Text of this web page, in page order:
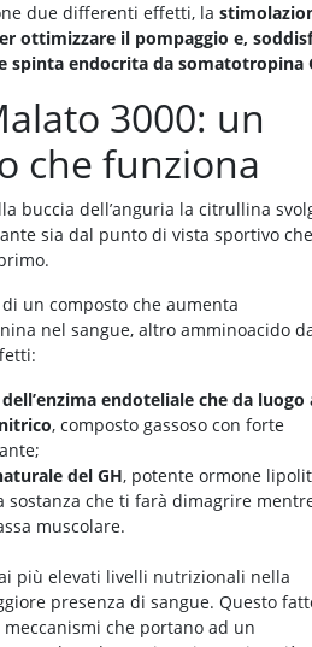
due differenti effetti, la
ottimizzare il pompaggio e,
spinta endocrita da somatotropina
3000: un
che funziona
buccia dell’anguria la citrullina
sia dal punto di vista sportivo che
un composto che aumenta
nel sangue, altro amminoacido
endoteliale che da luogo
, composto gassoso con forte
del GH, potente ormone
sostanza che ti farà dimagrire
muscolare.
più elevati livelli nutrizionali nella
presenza di sangue. Questo
che portano ad un